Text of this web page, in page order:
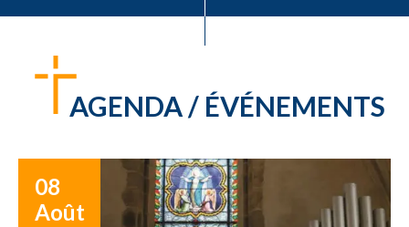
AGENDA / ÉVÉNEMENTS
08
Août